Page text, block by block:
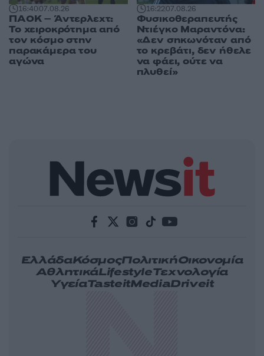
16:4007.08.26
ΠΑΟΚ – Άντερλεχτ:
Το χειροκρότημα από
τον κόσμο στην
παρακάμερα του
αγώνα
16:2207.08.26
Φυσικοθεραπευτής
Ντιέγκο Μαραντόνα:
«Δεν σηκωνόταν από
το κρεβάτι, δεν ήθελε
να φάει, ούτε να
πλυθεί»
ΕλλάδαΚόσμοςΠολιτικήΟικονομία
ΑθλητικάLifestyleΤεχνολογία
ΥγείαTasteitMediaDriveit